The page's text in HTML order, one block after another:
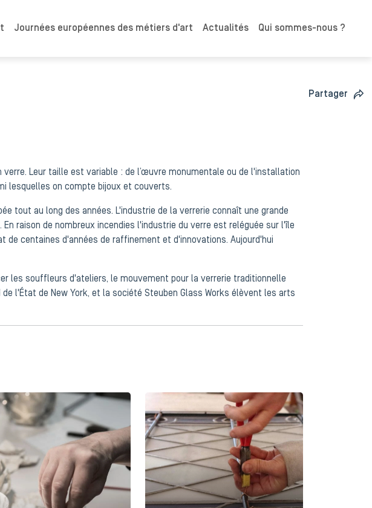
Journées européennes des métiers d'art Actualités Qui sommes-nous ?
Partager
Leur taille est variable : de l’œuvre monumentale ou de l'installation
lesquelles on compte bijoux et couverts.
tout au long des années. L'industrie de la verrerie connaît une grande
raison de nombreux incendies l'industrie du verre est reléguée sur l'île
de centaines d'années de raffinement et d'innovations. Aujourd'hui
les souffleurs d'ateliers, le mouvement pour la verrerie traditionnelle
l'État de New York, et la société Steuben Glass Works élèvent les arts